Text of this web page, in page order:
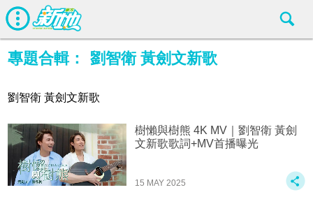
專題合輯： 劉智衛 黃劍文新歌
劉智衛 黃劍文新歌
樹懶與樹熊 4K MV｜劉智衛 黃劍
文新歌歌詞+MV首播曝光
15 MAY 2025